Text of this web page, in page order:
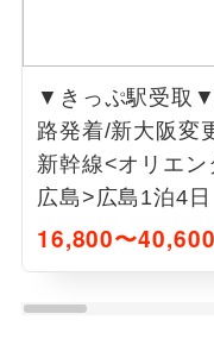
▼きっぷ駅受取
路発着/新大阪変
新幹線<オリエ
広島>広島1泊4日
16,800〜40,600